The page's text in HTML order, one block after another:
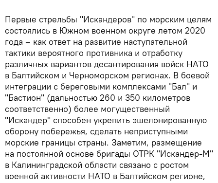
Первые стрельбы "Искандеров" по морским целям
состоялись в Южном военном округе летом 2020
года – как ответ на развитие наступательной
тактики вероятного противника и отработку
различных вариантов десантирования войск НАТО
в Балтийском и Черноморском регионах. В боевой
интеграции с береговыми комплексами "Бал" и
"Бастион" (дальностью 260 и 350 километров
соответственно) более могущественный
"Искандер" способен укрепить эшелонированную
оборону побережья, сделать неприступными
морские границы страны. Заметим, размещение
на постоянной основе бригады ОТРК "Искандер-М"
в Калининградской области связано с ростом
военной активности НАТО в Балтийском регионе,